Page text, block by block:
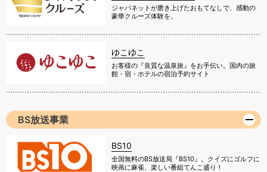
ジャパネットが磨き上げたおもてなしで、感動の
豪華クルーズ体験を。
ゆこゆこ
お客様の『良質な温泉旅』をお手伝い。国内の旅
館・宿・ホテルの宿泊予約サイト
BS放送事業
BS10
全国無料のBS放送局『BS10』。クイズにゴルフに
映画に麻雀、楽しい番組てんこ盛り！